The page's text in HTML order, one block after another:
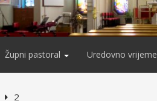
Župni pastoral Uredovno vrijeme
2